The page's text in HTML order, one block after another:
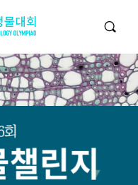
린지